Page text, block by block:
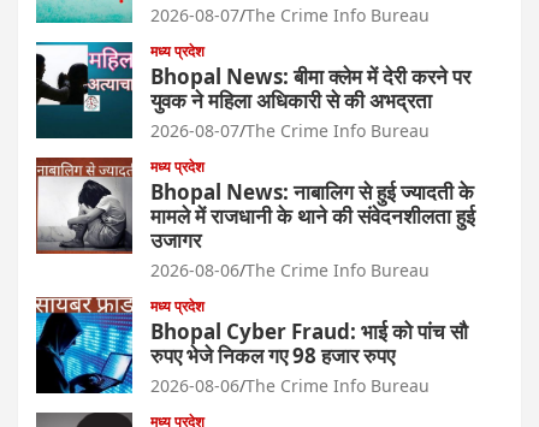
2026-08-07 The Crime Info Bureau
मध्य प्रदेश
Bhopal News: बीमा क्लेम में देरी करने पर
युवक ने महिला अधिकारी से की अभद्रता
2026-08-07 The Crime Info Bureau
मध्य प्रदेश
Bhopal News: नाबालिग से हुई ज्यादती के
मामले में राजधानी के थाने की संवेदनशीलता हुई
उजागर
2026-08-06 The Crime Info Bureau
मध्य प्रदेश
Bhopal Cyber Fraud: भाई को पांच सौ
रुपए भेजे निकल गए 98 हजार रुपए
2026-08-06 The Crime Info Bureau
मध्य प्रदेश